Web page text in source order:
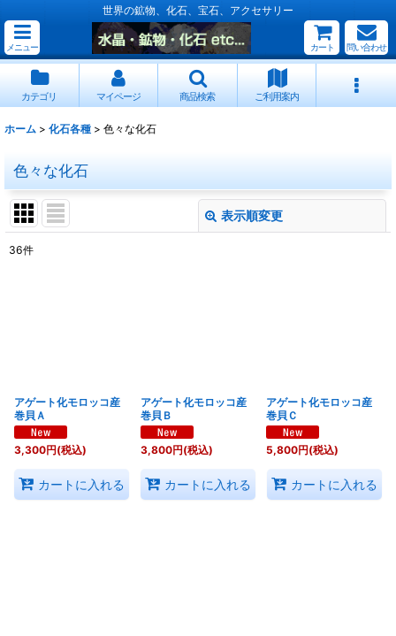
世界の鉱物、化石、宝石、アクセサリー
メニュー カート 問い合わせ
カテゴリ マイページ 商品検索 ご利用案内
ホーム > 化石各種 > 色々な化石
色々な化石
表示順変更
36件
アゲート化モロッコ産
巻貝Ａ
3,300円(税込)
カートに入れる
アゲート化モロッコ産
巻貝Ｂ
3,800円(税込)
カートに入れる
アゲート化モロッコ産
巻貝Ｃ
5,800円(税込)
カートに入れる